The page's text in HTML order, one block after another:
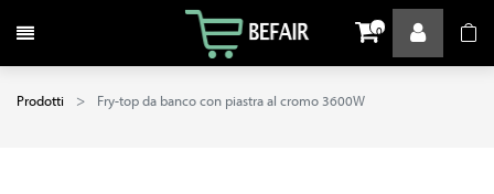
Attiva / disattiva la navigazione 0
Prodotti Fry-top da banco con piastra al cromo 3600W